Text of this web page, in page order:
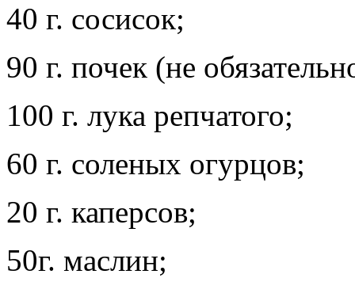
40 г. сосисок;
90 г. почек (не
100 г. лука репчатого;
60 г. соленых огурцов;
20 г. каперсов;
50г. маслин;